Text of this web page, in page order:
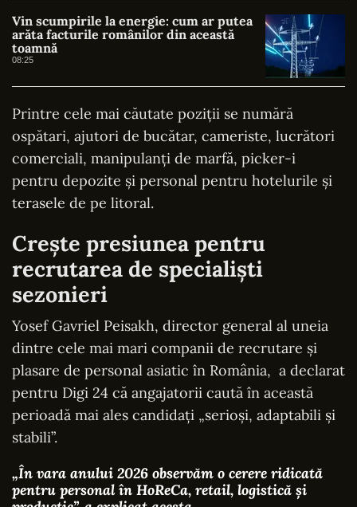
Vin scumpirile la energie: cum ar putea
arăta facturile românilor din această
toamnă
08:25
Printre cele mai căutate poziții se numără
ospătari, ajutori de bucătar, cameriste, lucrători
comerciali, manipulanți de marfă, picker-i
pentru depozite și personal pentru hotelurile și
terasele de pe litoral.
Crește presiunea pentru
recrutarea de specialiști
sezonieri
Yosef Gavriel Peisakh, director general al uneia
dintre cele mai mari companii de recrutare și
plasare de personal asiatic în România, a declarat
pentru Digi 24 că angajatorii caută în această
perioadă mai ales candidați „serioși, adaptabili și
stabili”.
„În vara anului 2026 observăm o cerere ridicată
pentru personal în HoReCa, retail, logistică și